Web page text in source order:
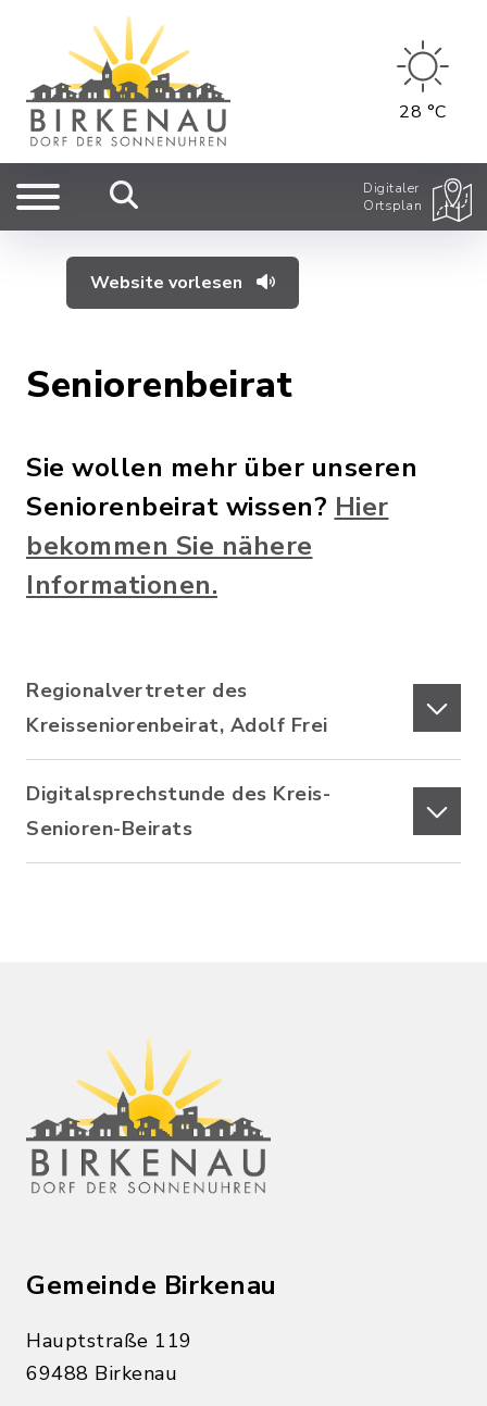
28 °C
Digitaler
Ortsplan
Website vorlesen
Seniorenbeirat
Sie wollen mehr über unseren
Seniorenbeirat wissen? Hier
bekommen Sie nähere
Informationen.
Regionalvertreter des
Kreisseniorenbeirat, Adolf Frei
Digitalsprechstunde des Kreis-
Senioren-Beirats
Gemeinde Birkenau
Hauptstraße 119
69488 Birkenau